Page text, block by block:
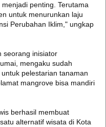
penting. Terutama
untuk menurunkan laju
Perubahan Iklim," ungkap
seorang inisiator
mengaku sudah
pelestarian tanaman
mangrove bisa mandiri
berhasil membuat
alternatif wisata di Kota